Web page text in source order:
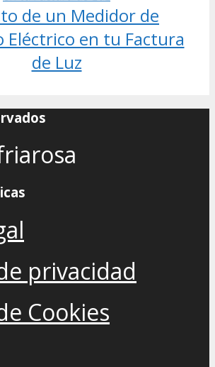
de un Medidor de
Eléctrico en tu Factura
de Luz
privacidad
Cookies